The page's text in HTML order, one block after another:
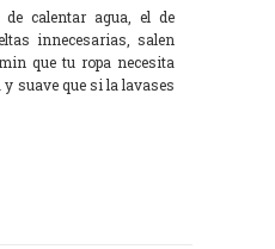
calentar agua, el de
innecesarias, salen
que tu ropa necesita
suave que si la lavases